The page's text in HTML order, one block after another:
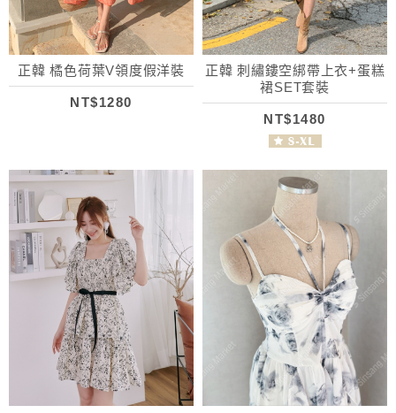
正韓 橘色荷葉V領度假洋裝
NT$1280
正韓 刺繡鏤空綁帶上衣+蛋糕
裙SET套裝
NT$1480